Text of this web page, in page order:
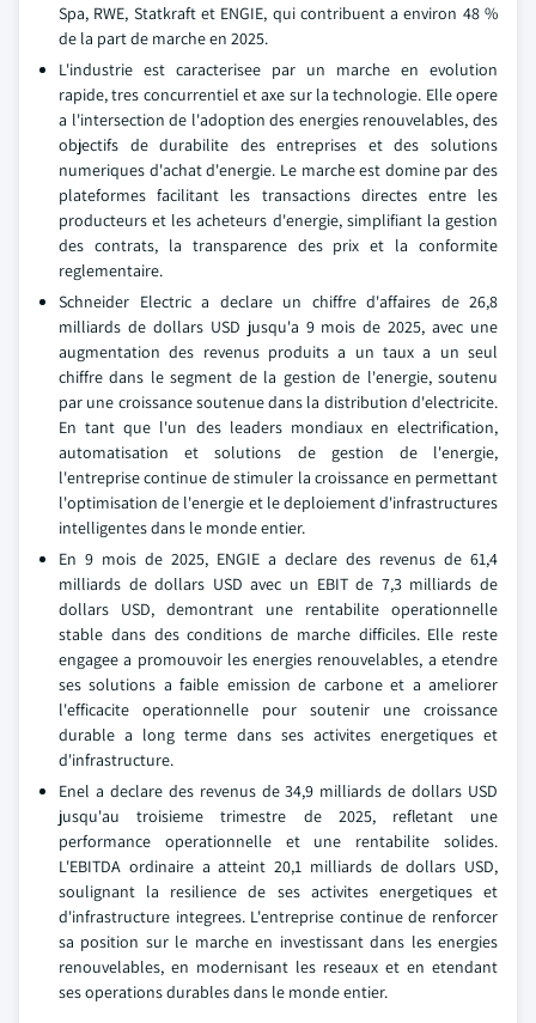
Spa, RWE, Statkraft et ENGIE, qui contribuent a environ 48 %
de la part de marche en 2025.
L'industrie est caracterisee par un marche en evolution
rapide, tres concurrentiel et axe sur la technologie. Elle opere
a l'intersection de l'adoption des energies renouvelables, des
objectifs de durabilite des entreprises et des solutions
numeriques d'achat d'energie. Le marche est domine par des
plateformes facilitant les transactions directes entre les
producteurs et les acheteurs d'energie, simplifiant la gestion
des contrats, la transparence des prix et la conformite
reglementaire.
Schneider Electric a declare un chiffre d'affaires de 26,8
milliards de dollars USD jusqu'a 9 mois de 2025, avec une
augmentation des revenus produits a un taux a un seul
chiffre dans le segment de la gestion de l'energie, soutenu
par une croissance soutenue dans la distribution d'electricite.
En tant que l'un des leaders mondiaux en electrification,
automatisation et solutions de gestion de l'energie,
l'entreprise continue de stimuler la croissance en permettant
l'optimisation de l'energie et le deploiement d'infrastructures
intelligentes dans le monde entier.
En 9 mois de 2025, ENGIE a declare des revenus de 61,4
milliards de dollars USD avec un EBIT de 7,3 milliards de
dollars USD, demontrant une rentabilite operationnelle
stable dans des conditions de marche difficiles. Elle reste
engagee a promouvoir les energies renouvelables, a etendre
ses solutions a faible emission de carbone et a ameliorer
l'efficacite operationnelle pour soutenir une croissance
durable a long terme dans ses activites energetiques et
d'infrastructure.
Enel a declare des revenus de 34,9 milliards de dollars USD
jusqu'au troisieme trimestre de 2025, refletant une
performance operationnelle et une rentabilite solides.
L'EBITDA ordinaire a atteint 20,1 milliards de dollars USD,
soulignant la resilience de ses activites energetiques et
d'infrastructure integrees. L'entreprise continue de renforcer
sa position sur le marche en investissant dans les energies
renouvelables, en modernisant les reseaux et en etendant
ses operations durables dans le monde entier.